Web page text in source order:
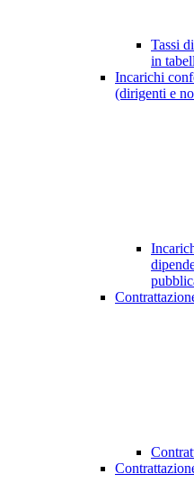
Tassi
in
Incarichi
(dirigenti e